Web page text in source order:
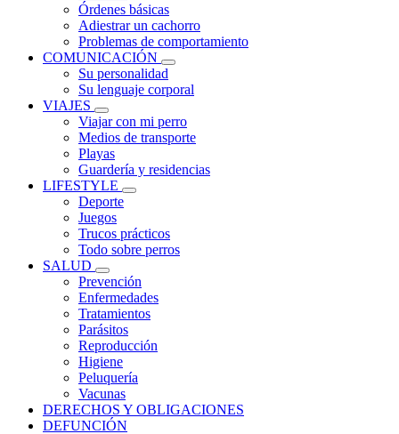
Órdenes básicas
Adiestrar un cachorro
Problemas de comportamiento
COMUNICACIÓN
Su personalidad
Su lenguaje corporal
VIAJES
Viajar con mi perro
Medios de transporte
Playas
Guardería y residencias
LIFESTYLE
Deporte
Juegos
Trucos prácticos
Todo sobre perros
SALUD
Prevención
Enfermedades
Tratamientos
Parásitos
Reproducción
Higiene
Peluquería
Vacunas
DERECHOS Y OBLIGACIONES
DEFUNCIÓN